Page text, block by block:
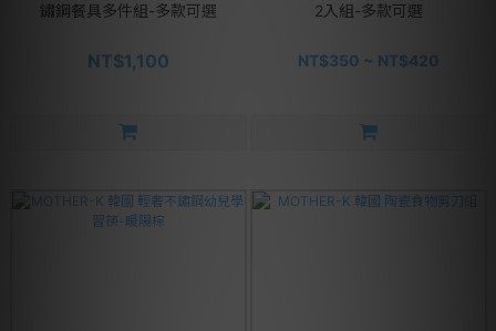
鏽鋼餐具多件組-多款可選
NT$1,100
2入組-多款可選
NT$350 ~ NT$420